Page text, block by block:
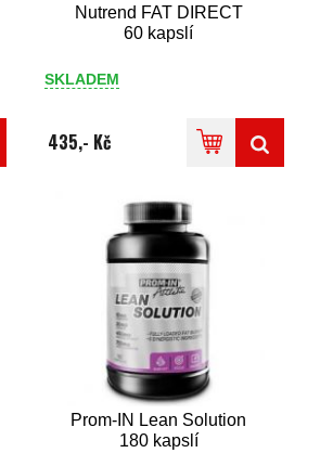
Nutrend FAT DIRECT
60 kapslí
SKLADEM
435,- Kč
Prom-IN Lean Solution
180 kapslí